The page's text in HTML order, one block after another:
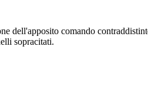
dell'apposito comando
sopracitati.